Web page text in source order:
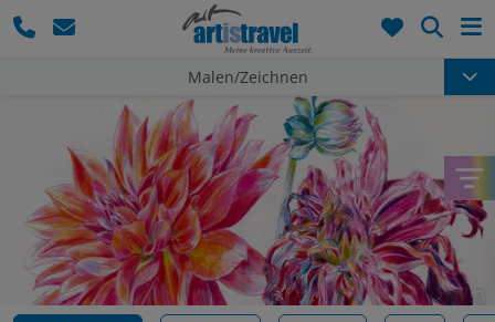
Malen/Zeichnen